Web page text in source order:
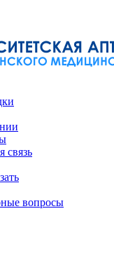
связь
вопросы